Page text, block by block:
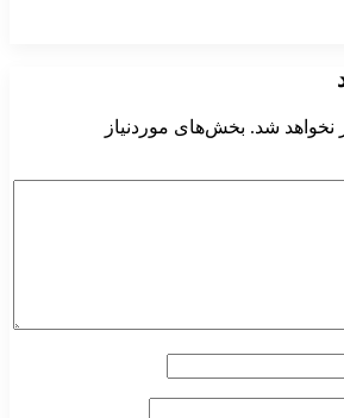
نخواهد شد. بخش‌های موردنیاز